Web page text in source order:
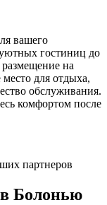
вашего
гостиниц до
на
для отдыха,
обслуживания.
комфортом после
партнеров
Болонью